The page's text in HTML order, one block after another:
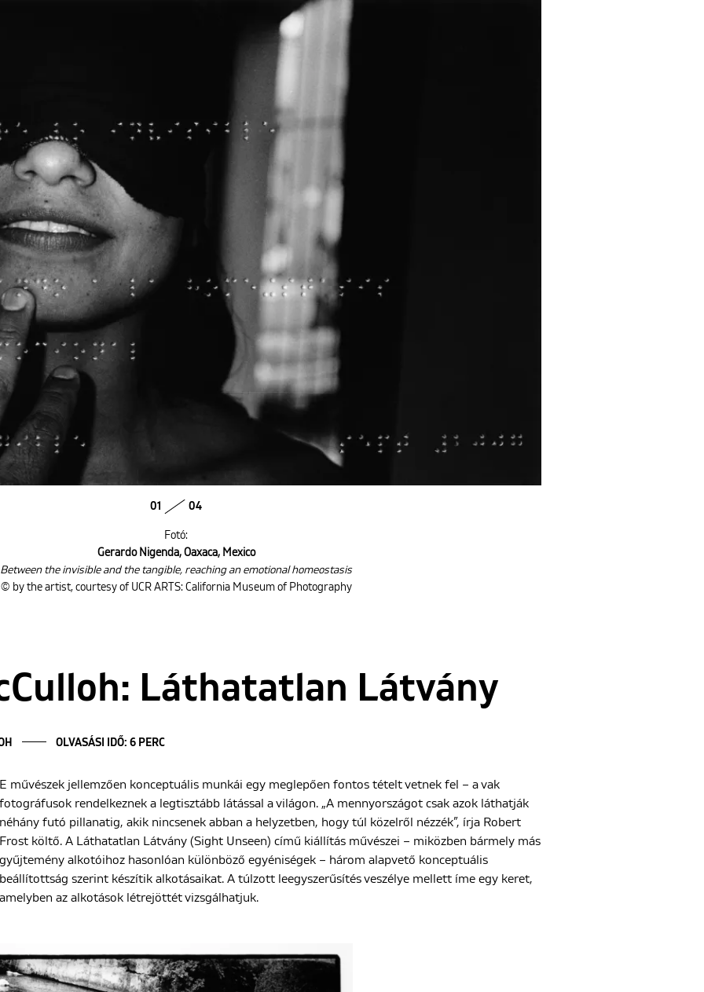
01 04
Fotó:
Gerardo Nigenda, Oaxaca, Mexico
Between the invisible and the tangible, reaching an emotional homeostasis
© by the artist, courtesy of UCR ARTS: California Museum of Photography
Láthatatlan Látvány
OLVASÁSI IDŐ: 6 PERC
E művészek jellemzően konceptuális munkái egy meglepően fontos tételt vetnek fel – a vak
fotográfusok rendelkeznek a legtisztább látással a világon. „A mennyországot csak azok láthatják
néhány futó pillanatig, akik nincsenek abban a helyzetben, hogy túl közelről nézzék”, írja Robert
Frost költő. A Láthatatlan Látvány (Sight Unseen) című kiállítás művészei – miközben bármely más
gyűjtemény alkotóihoz hasonlóan különböző egyéniségek – három alapvető konceptuális
beállítottság szerint készítik alkotásaikat. A túlzott leegyszerűsítés veszélye mellett íme egy keret,
amelyben az alkotások létrejöttét vizsgálhatjuk.